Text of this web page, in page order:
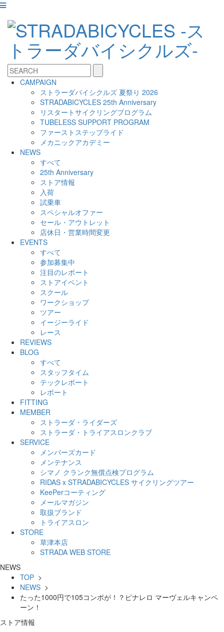
CAMPAIGN
ストラーダバイシクルズ 夏祭り 2026
STRADABICYCLES 25th Anniversary
リスタートサイクリングプログラム
TUBELESS SUPPORT PROGRAM
ファーストステップライド
メカニックアカデミー
NEWS
すべて
25th Anniversary
ストア情報
入荷
試乗車
スペシャルオファー
セール・アウトレット
店休日・営業時間変更
EVENTS
すべて
参加募集中
注目のレポート
ストアイベント
スクール
ワークショップ
ツアー
イージーライド
レース
REVIEWS
BLOG
すべて
スタッフタイム
テックレポート
レポート
FITTING
MEMBER
ストラーダ・ライダーズ
ストラーダ・トライアスロンクラブ
SERVICE
メンバーズカード
メンテナンス
シマノ クランク無償点検プログラム
RIDAS x STRADABICYCLES サイクリングツアー
KeePerコーティング
メールマガジン
取扱ブランド
トライアスロン
STORE
草津本店
STRADA WEB STORE
NEWS
TOP >
NEWS >
たった1000円で105コンポが！？ピナレロ マーヴェルキャンペ
ーン！
ストア情報